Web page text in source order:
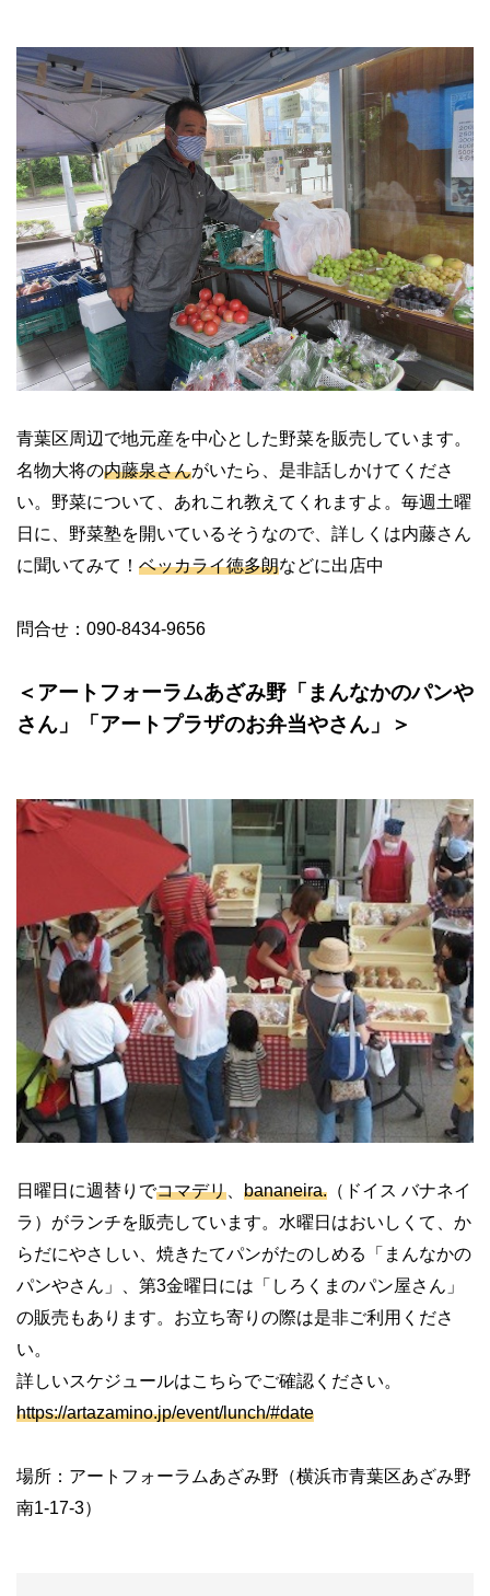
青葉区周辺で地元産を中心とした野菜を販売しています。
名物大将の内藤泉さんがいたら、是非話しかけてくださ
い。野菜について、あれこれ教えてくれますよ。毎週土曜
日に、野菜塾を開いているそうなので、詳しくは内藤さん
に聞いてみて！ ベッカライ徳多朗などに出店中
問合せ： 090-8434-9656
＜アートフォーラムあざみ野「まんなかのパンや
さん」「アートプラザのお弁当やさん」＞
日曜日に週替りでコマデリ bananeira. （ドイス バナネイ
ラ）がランチを販売しています。水曜日はおいしくて、か
らだにやさしい、焼きたてパンがたのしめる「まんなかの
パンやさん」、第3金曜日には「しろくまのパン屋さん」
の販売もあります。お立ち寄りの際は是非ご利用くださ
い。
詳しいスケジュールはこちらでご確認ください。
https://artazamino.jp/event/lunch/#date
場所：アートフォーラムあざみ野（横浜市青葉区あざみ野
南1-17-3）